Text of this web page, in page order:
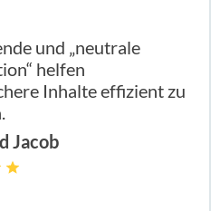
und „neutrale
helfen
Inhalte effizient zu
Jacob